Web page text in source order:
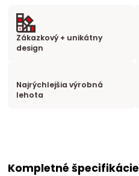
Zákazkový + unikátny
design
Najrýchlejšia výrobná
lehota
Kompletné špecifikácie